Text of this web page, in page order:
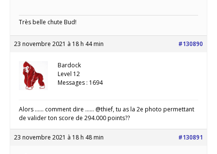
Très belle chute Bud!
23 novembre 2021 à 18 h 44 min #130890
Bardock
Level 12
Messages : 1694
Alors …… comment dire …… @thief, tu as la 2e photo permettant
de valider ton score de 294.000 points??
23 novembre 2021 à 18 h 48 min #130891